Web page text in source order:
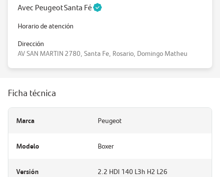
Avec Peugeot Santa Fé
Horario de atención
Dirección
AV SAN MARTIN 2780, Santa Fe, Rosario, Domingo Matheu
Ficha técnica
Marca Peugeot
Modelo Boxer
Versión 2.2 HDI 140 L3h H2 L26